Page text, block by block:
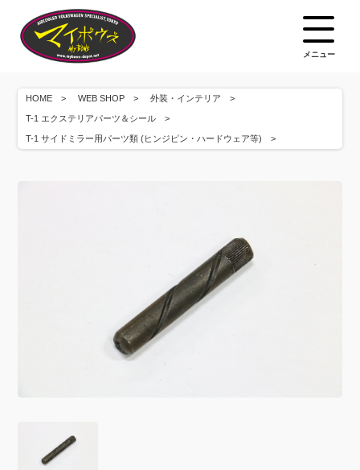
メニュー
HOME WEB SHOP 外装・インテリア
T-1 エクステリアパーツ＆シール
T-1 サイドミラー用パーツ類 (ヒンジピン・ハードウェア等)